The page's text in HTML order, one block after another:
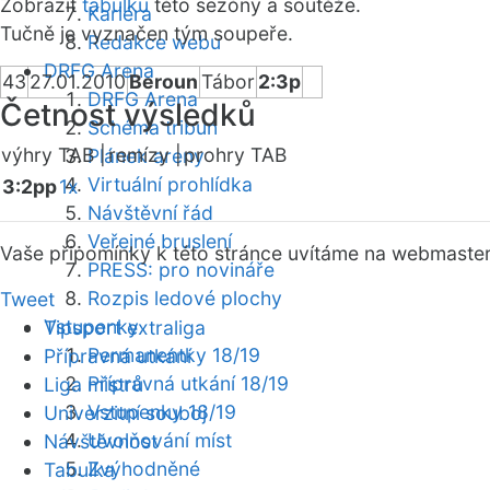
Kariéra
Redakce webu
DRFG Arena
DRFG Arena
Schéma tribun
Plánek areny
Virtuální prohlídka
Návštěvní řád
Veřejné bruslení
PRESS: pro novináře
Rozpis ledové plochy
Vstupenky
Permanentky 18/19
Přípravná utkání 18/19
Vstupenky 18/19
Uvolňování míst
Zvýhodněné
Zobrazit tabulku této sezóny a soutěže.
Tučně je vyznačen tým soupeře.
4327.01.2010BerounTábor 2:3p
Četnost výsledků
výhry TAB |remízy |prohry TAB
3:2pp1x
Vaše připomínky k této stránce uvítáme na webmaster
Tweet
Tipsport extraliga
Přípravná utkání
Liga mistrů
Univerzitní souboj
Návštěvnost
Tabulka